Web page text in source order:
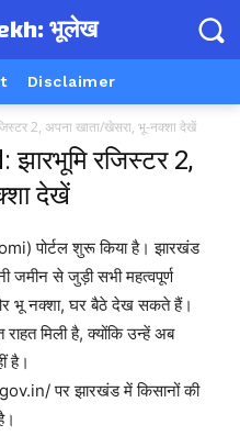
भूलेख
Disclaimer
2, अपना खाता/खेसरा, भू-नक्शा देखें
रजिस्टर 2,
देखें
पोर्टल शुरू किया है। झारखंड
जमीन से जुड़ी सभी महत्वपूर्ण
भू नक्शा, घर बैठे देख सकते हैं।
मिली है, क्योंकि उन्हें अब
है।
पर झारखंड में किसानों की